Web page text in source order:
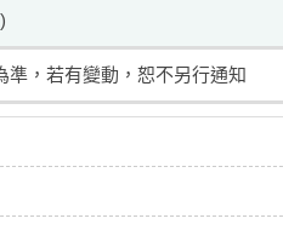
準，若有變動，恕不另行通知